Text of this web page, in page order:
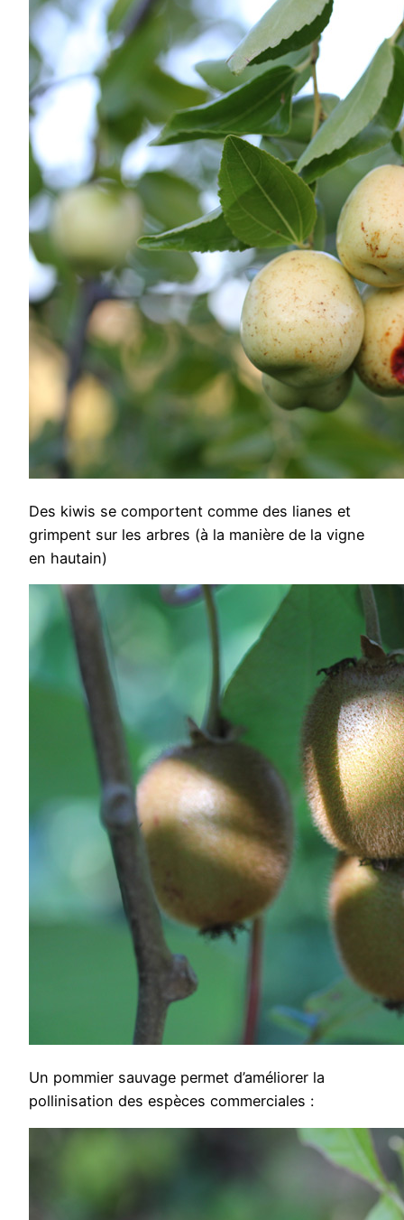
Des kiwis se comportent comme des lianes et
grimpent sur les arbres (à la manière de la vigne
en hautain)
Un pommier sauvage permet d’améliorer la
pollinisation des espèces commerciales :